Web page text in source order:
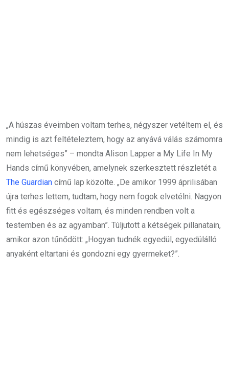
„A húszas éveimben voltam terhes, négyszer vetéltem el, és
mindig is azt feltételeztem, hogy az anyává válás számomra
nem lehetséges” – mondta Alison Lapper a My Life In My
Hands című könyvében, amelynek szerkesztett részletét a
The Guardian című lap közölte. „De amikor 1999 áprilisában
újra terhes lettem, tudtam, hogy nem fogok elvetélni. Nagyon
fitt és egészséges voltam, és minden rendben volt a
testemben és az agyamban”. Túljutott a kétségek pillanatain,
amikor azon tűnődött: „Hogyan tudnék egyedül, egyedülálló
anyaként eltartani és gondozni egy gyermeket?”.